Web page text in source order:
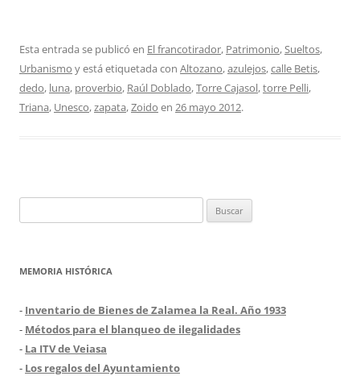
Esta entrada se publicó en El francotirador, Patrimonio,Sueltos,
Urbanismo y está etiquetada con Altozano,azulejos,calle Betis,
dedo, luna, proverbio, Raúl Doblado,Torre Cajasol,torre Pelli,
Triana, Unesco,zapata,Zoido en 26 mayo 2012.
MEMORIA HISTÓRICA
- Inventario de Bienes de Zalamea la Real. Año 1933
- Métodos para el blanqueo de ilegalidades
- La ITV de Veiasa
- Los regalos del Ayuntamiento